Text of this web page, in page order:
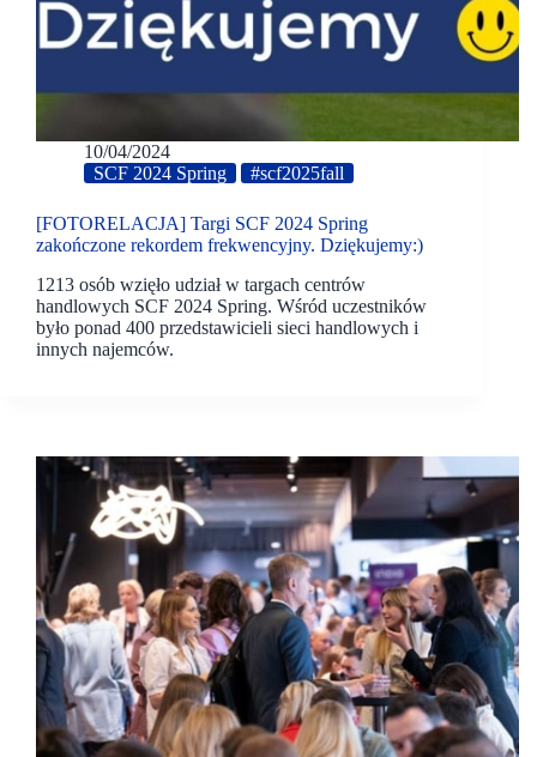
10/04/2024
SCF 2024 Spring
#scf2025fall
[FOTORELACJA] Targi SCF 2024 Spring
zakończone rekordem frekwencyjny. Dziękujemy:)
1213 osób wzięło udział w targach centrów
handlowych SCF 2024 Spring. Wśród uczestników
było ponad 400 przedstawicieli sieci handlowych i
innych najemców.